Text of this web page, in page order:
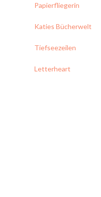
Papierfliegerin
Katies Bücherwelt
Tiefseezeilen
Letterheart